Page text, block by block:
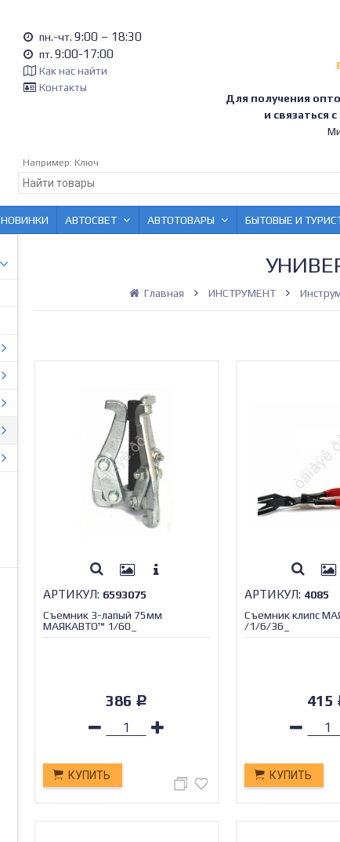
пн.-чт. 9:00 – 18:30
пт. 9:00-17:00
Как нас найти
Контакты
Для получения
и связаться
Например: Ключ
НОВИНКИ АВТОСВЕТ АВТОТОВАРЫ БЫТОВЫЕ И
Главная ИНСТРУМЕНТ
АРТИКУЛ: 6593075
Съемник 3-лапый 75мм
МАЯКАВТО™ 1/60_
386 Р
КУПИТЬ
АРТИКУЛ: 4085
Съемник клипс
/1/6/36_
415
КУПИТЬ